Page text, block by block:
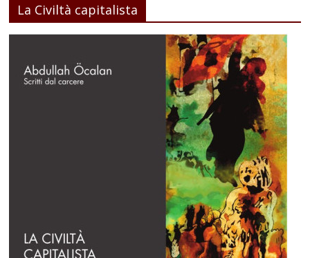
La Civiltà capitalista